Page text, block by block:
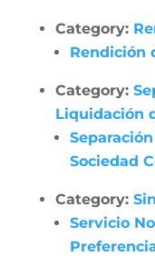
Category:
Rendición
Category:
Liquidación
Sociedad
Category:
Servicio